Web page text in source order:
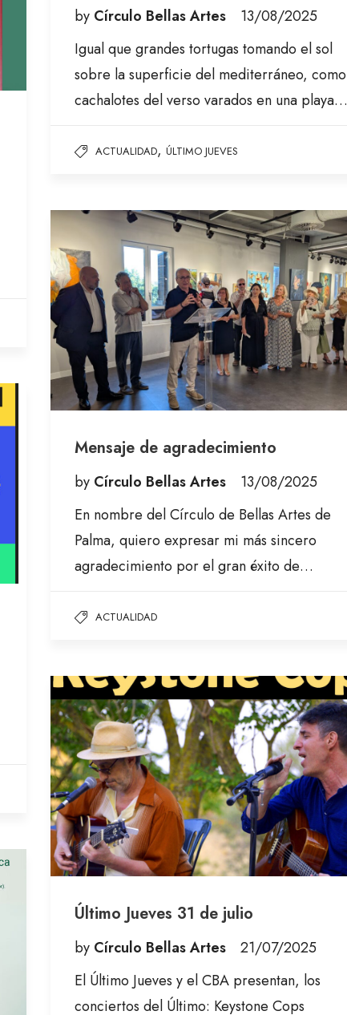
by Círculo Bellas Artes
13/08/2025
Igual que grandes tortugas tomando el sol
sobre la superficie del mediterráneo, como
cachalotes del verso varados en una playa…
ACTUALIDAD, ÚLTIMO JUEVES
Mensaje de agradecimiento
by Círculo Bellas Artes
13/08/2025
En nombre del Círculo de Bellas Artes de
Palma, quiero expresar mi más sincero
agradecimiento por el gran éxito de…
ACTUALIDAD
Último Jueves 31 de julio
by Círculo Bellas Artes
21/07/2025
El Último Jueves y el CBA presentan, los
conciertos del Último: Keystone Cops